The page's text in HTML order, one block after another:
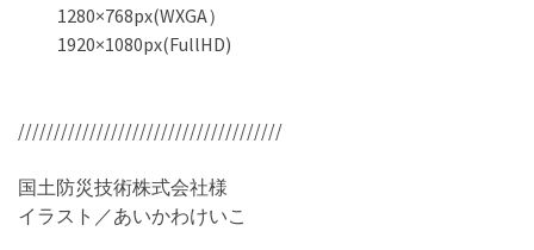
1280×768px(WXGA）
1920×1080px(FullHD)
/////////////////////////////////////
国土防災技術株式会社様
イラスト／あいかわけいこ